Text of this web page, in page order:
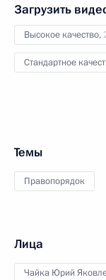
Загрузить
Высокое качество,
Стандартное
Темы
Правопорядок
Лица
Чайка Юрий